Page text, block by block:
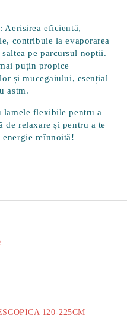
Aerisirea eficientă,
contribuie la evaporarea
pe parcursul nopții.
puțin propice
și mucegaiului, esențial
astm.
lamele flexibile pentru a
de relaxare și pentru a te
energie reînnoită!
120-225CM